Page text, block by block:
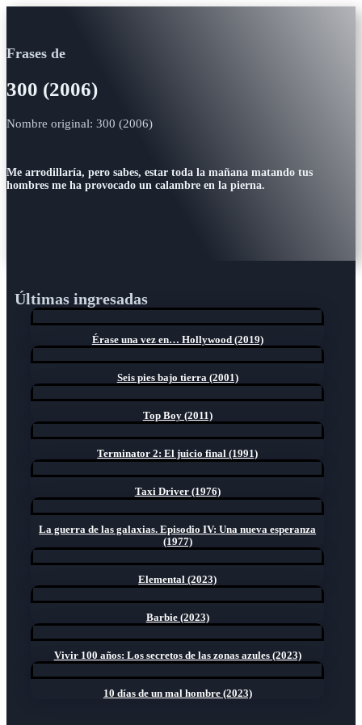
Frases de
300 (2006)
Nombre original: 300 (2006)
Me arrodillaría, pero sabes, estar toda la mañana matando tus
hombres me ha provocado un calambre en la pierna.
Últimas ingresadas
Érase una vez en… Hollywood (2019)
Seis pies bajo tierra (2001)
Top Boy (2011)
Terminator 2: El juicio final (1991)
Taxi Driver (1976)
La guerra de las galaxias. Episodio IV: Una nueva esperanza
(1977)
Elemental (2023)
Barbie (2023)
Vivir 100 años: Los secretos de las zonas azules (2023)
10 días de un mal hombre (2023)